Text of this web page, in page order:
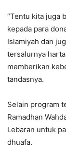
“Tentu kita juga
kepada para
Islamiyah dan
tersalurnya
memberikan
tandasnya.
Selain program
Ramadhan
Lebaran untuk
dhuafa.